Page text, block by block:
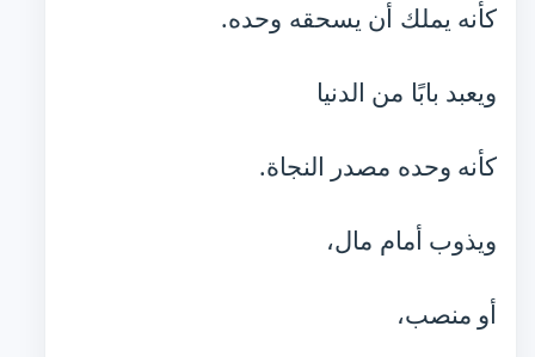
كأنه يملك أن يسحقه وحده.
ويعبد بابًا من الدنيا
كأنه وحده مصدر النجاة.
ويذوب أمام مال،
أو منصب،